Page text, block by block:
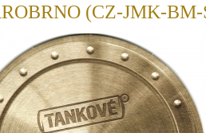
(CZ-JMK-